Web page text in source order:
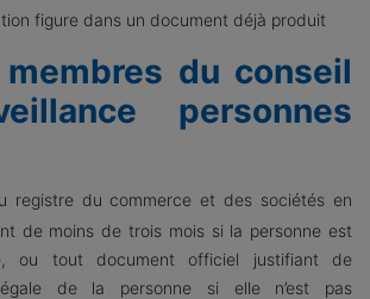
figure dans un document déjà produit
du conseil
personnes
registre du commerce et des sociétés en
de moins de trois mois si la personne est
ou tout document officiel justifiant de
légale de la personne si elle n’est pas